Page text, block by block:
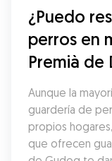
¿Puedo
perros en
Premià de
Aunque la
guardería de
propios
que ofrecen